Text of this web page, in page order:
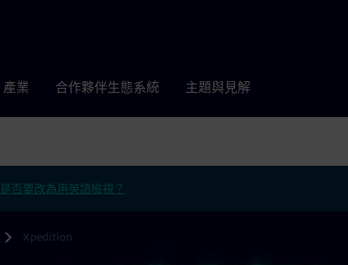
產業 合作夥伴生態系統 主題與見解
是否要改為用英語檢視？
Xpedition